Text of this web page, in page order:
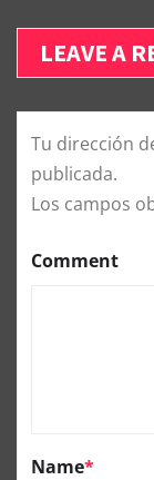
LEAVE A
Tu dirección
publicada.
Los campos
Comment
Name*